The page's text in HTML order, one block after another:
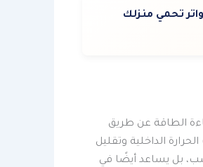
تحمي منزلك
الطاقة عن طريق
الداخلية وتقليل
بل يساعد أيضًا في